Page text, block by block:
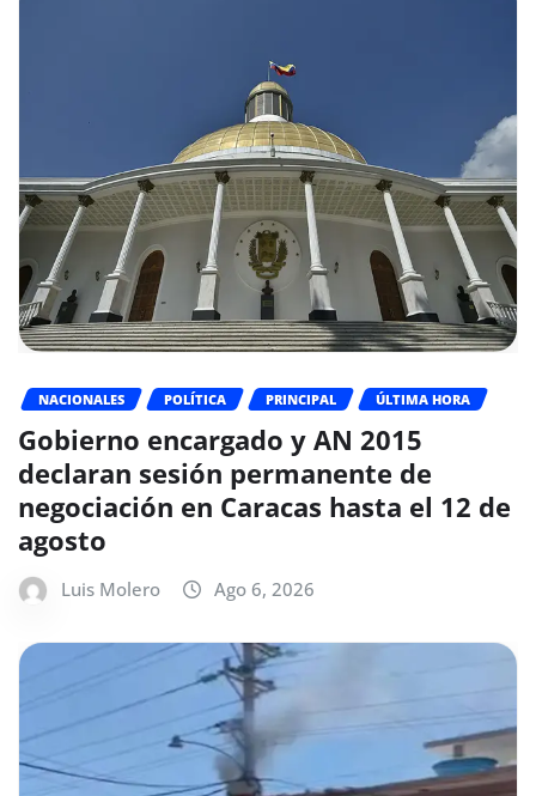
NACIONALES POLÍTICA PRINCIPAL ÚLTIMA HORA
Gobierno encargado y AN 2015
declaran sesión permanente de
negociación en Caracas hasta el 12 de
agosto
Luis Molero Ago 6, 2026